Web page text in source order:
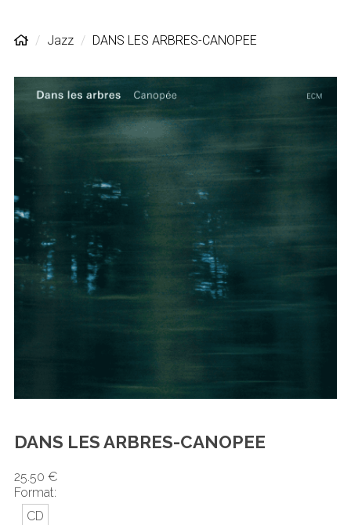
Jazz DANS LES ARBRES-CANOPEE
DANS LES ARBRES-CANOPEE
25.50 €
Format:
CD